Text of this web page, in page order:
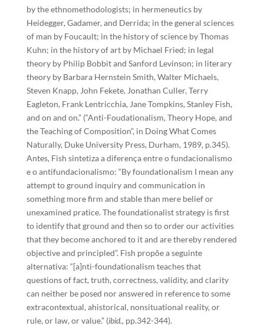
by the ethnomethodologists; in hermeneutics by
Heidegger, Gadamer, and Derrida; in the general sciences
of man by Foucault; in the history of science by Thomas
Kuhn; in the history of art by Michael Fried; in legal
theory by Philip Bobbit and Sanford Levinson; in literary
theory by Barbara Hernstein Smith, Walter Michaels,
Steven Knapp, John Fekete, Jonathan Culler, Terry
Eagleton, Frank Lentricchia, Jane Tompkins, Stanley Fish,
and on and on.” (“Anti-Foudationalism, Theory Hope, and
the Teaching of Composition”, in Doing What Comes
Naturally, Duke University Press, Durham, 1989, p.345).
Antes, Fish sintetiza a diferença entre o fundacionalismo
e o antifundacionalismo: “By foundationalism I mean any
attempt to ground inquiry and communication in
something more firm and stable than mere belief or
unexamined pratice. The foundationalist strategy is first
to identify that ground and then so to order our activities
that they become anchored to it and are thereby rendered
objective and principled”. Fish propõe a seguinte
alternativa: “[a]nti-foundationalism teaches that
questions of fact, truth, correctness, validity, and clarity
can neither be posed nor answered in reference to some
extracontextual, ahistorical, nonsituational reality, or
rule, or law, or value.” (ibid., pp.342-344).